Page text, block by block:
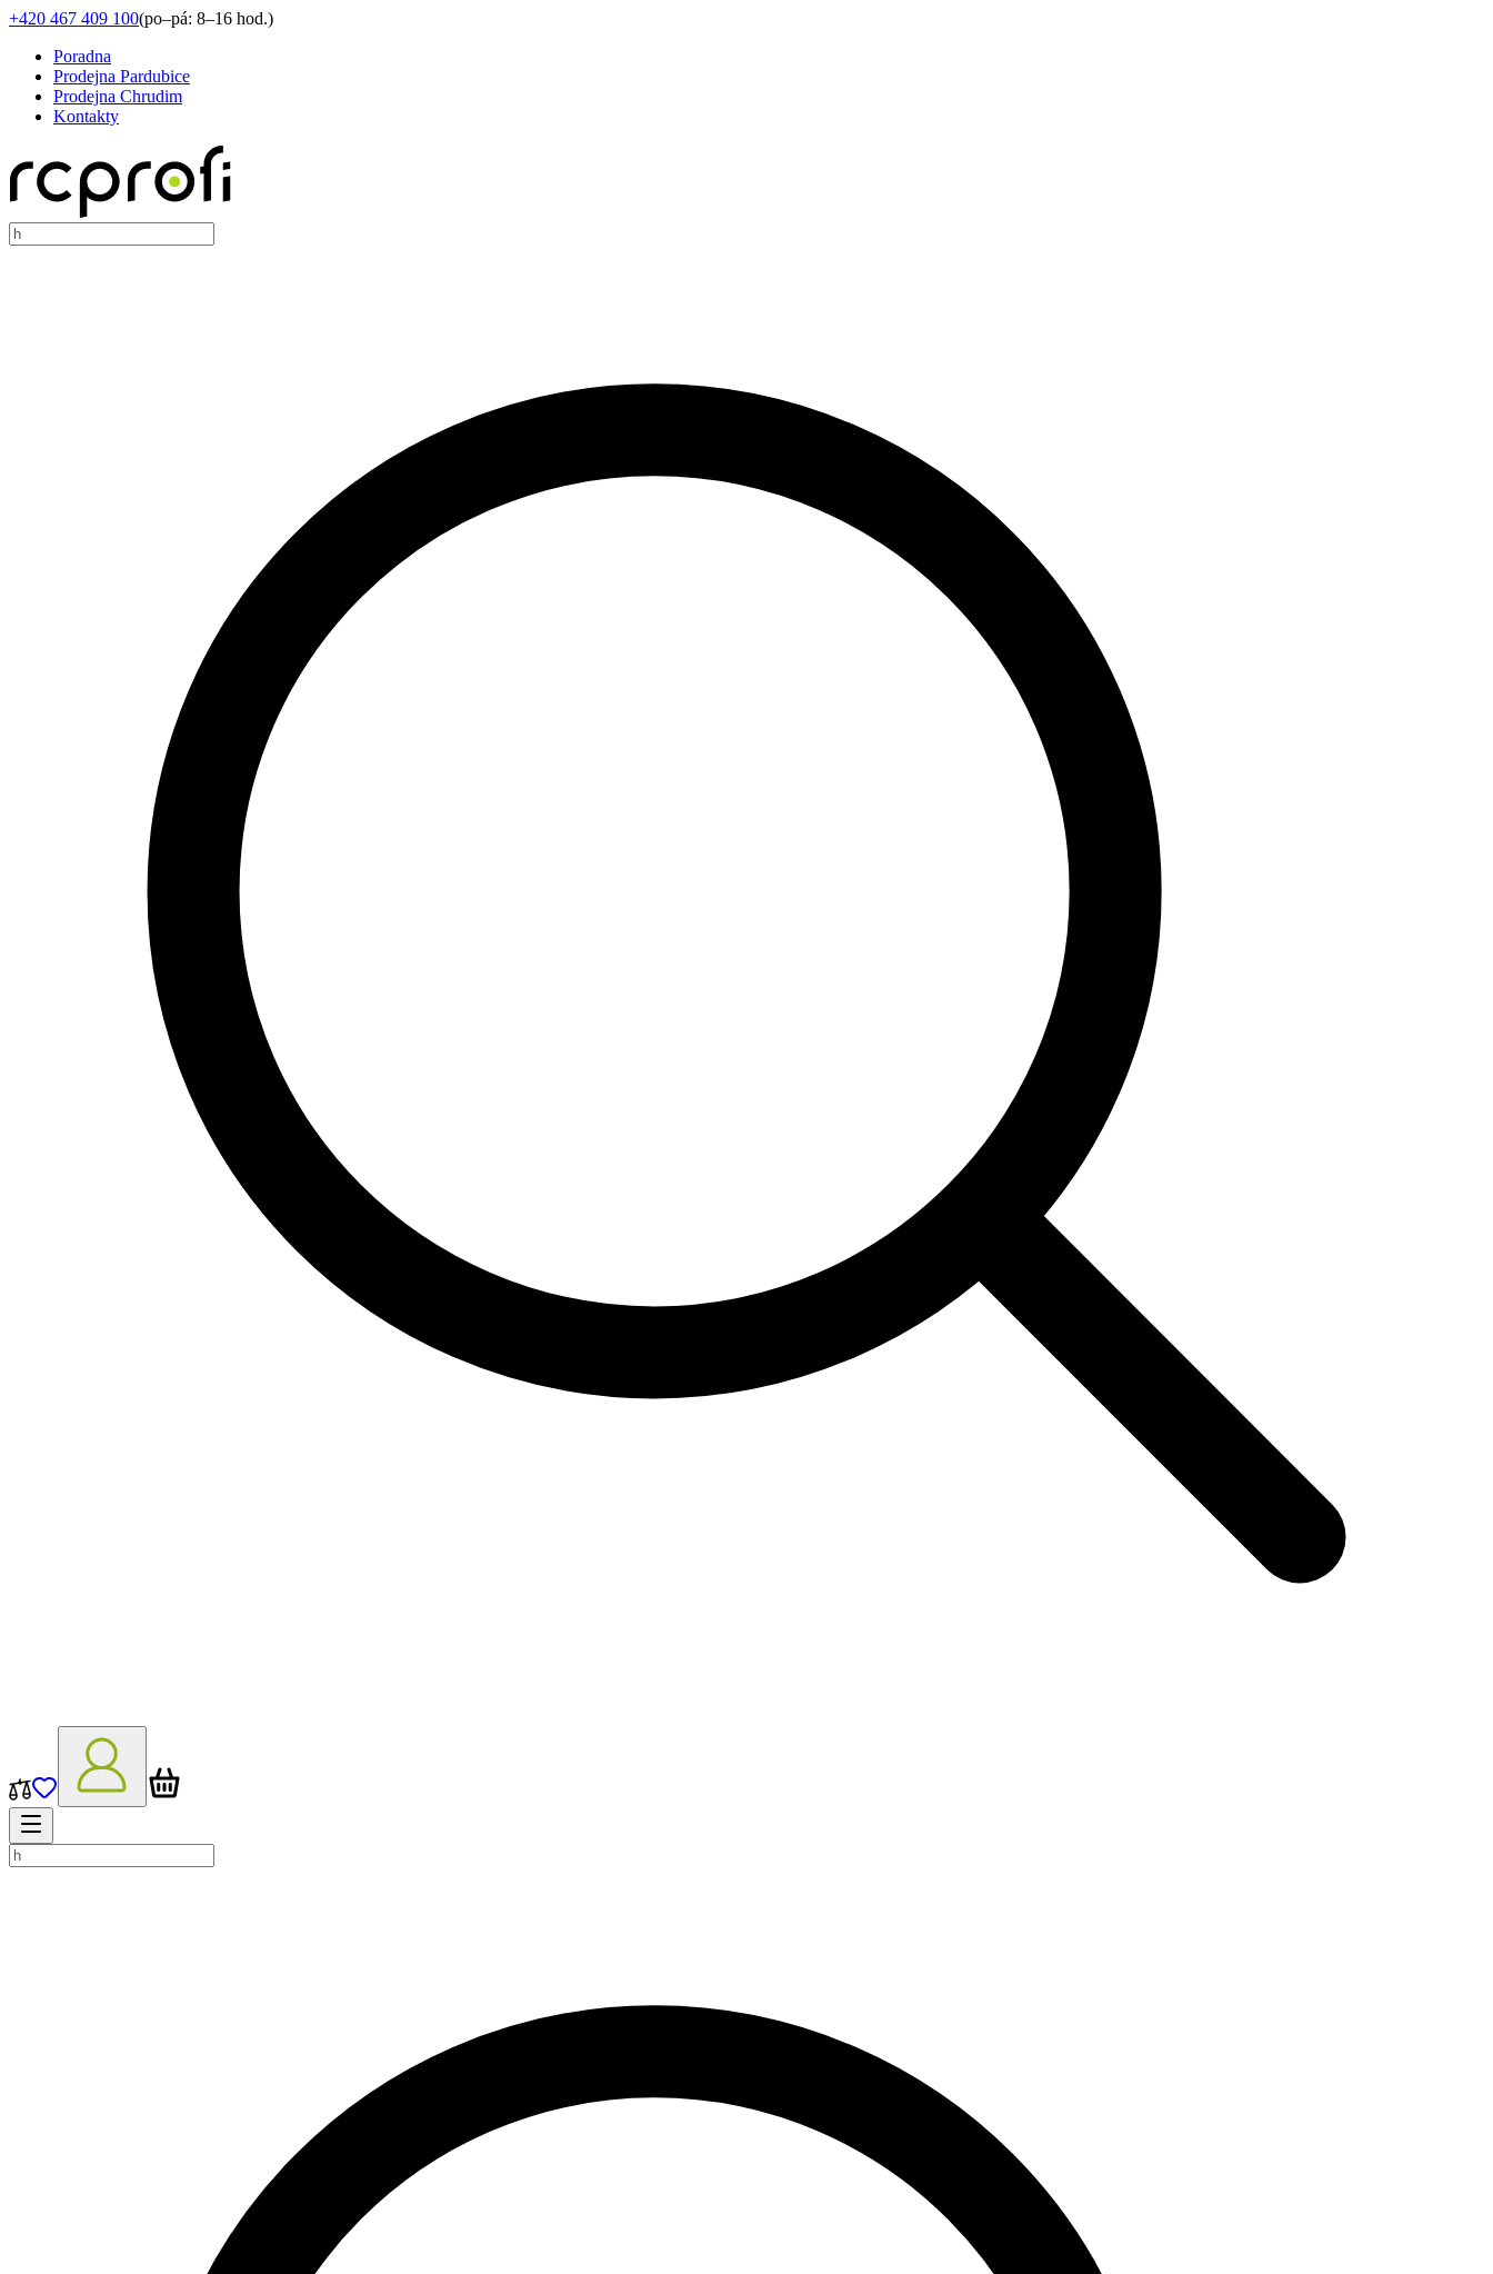
+420 467 409 100(po–pá: 8–16 hod.)
Poradna
Prodejna Pardubice
Prodejna Chrudim
Kontakty